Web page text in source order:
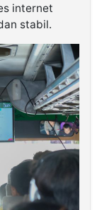
internet
stabil.